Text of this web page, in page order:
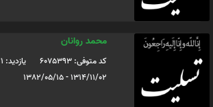
محمد روانان
کد متوفی: 6075393
یازدید: 321
1314/11/02 - 1382/05/15